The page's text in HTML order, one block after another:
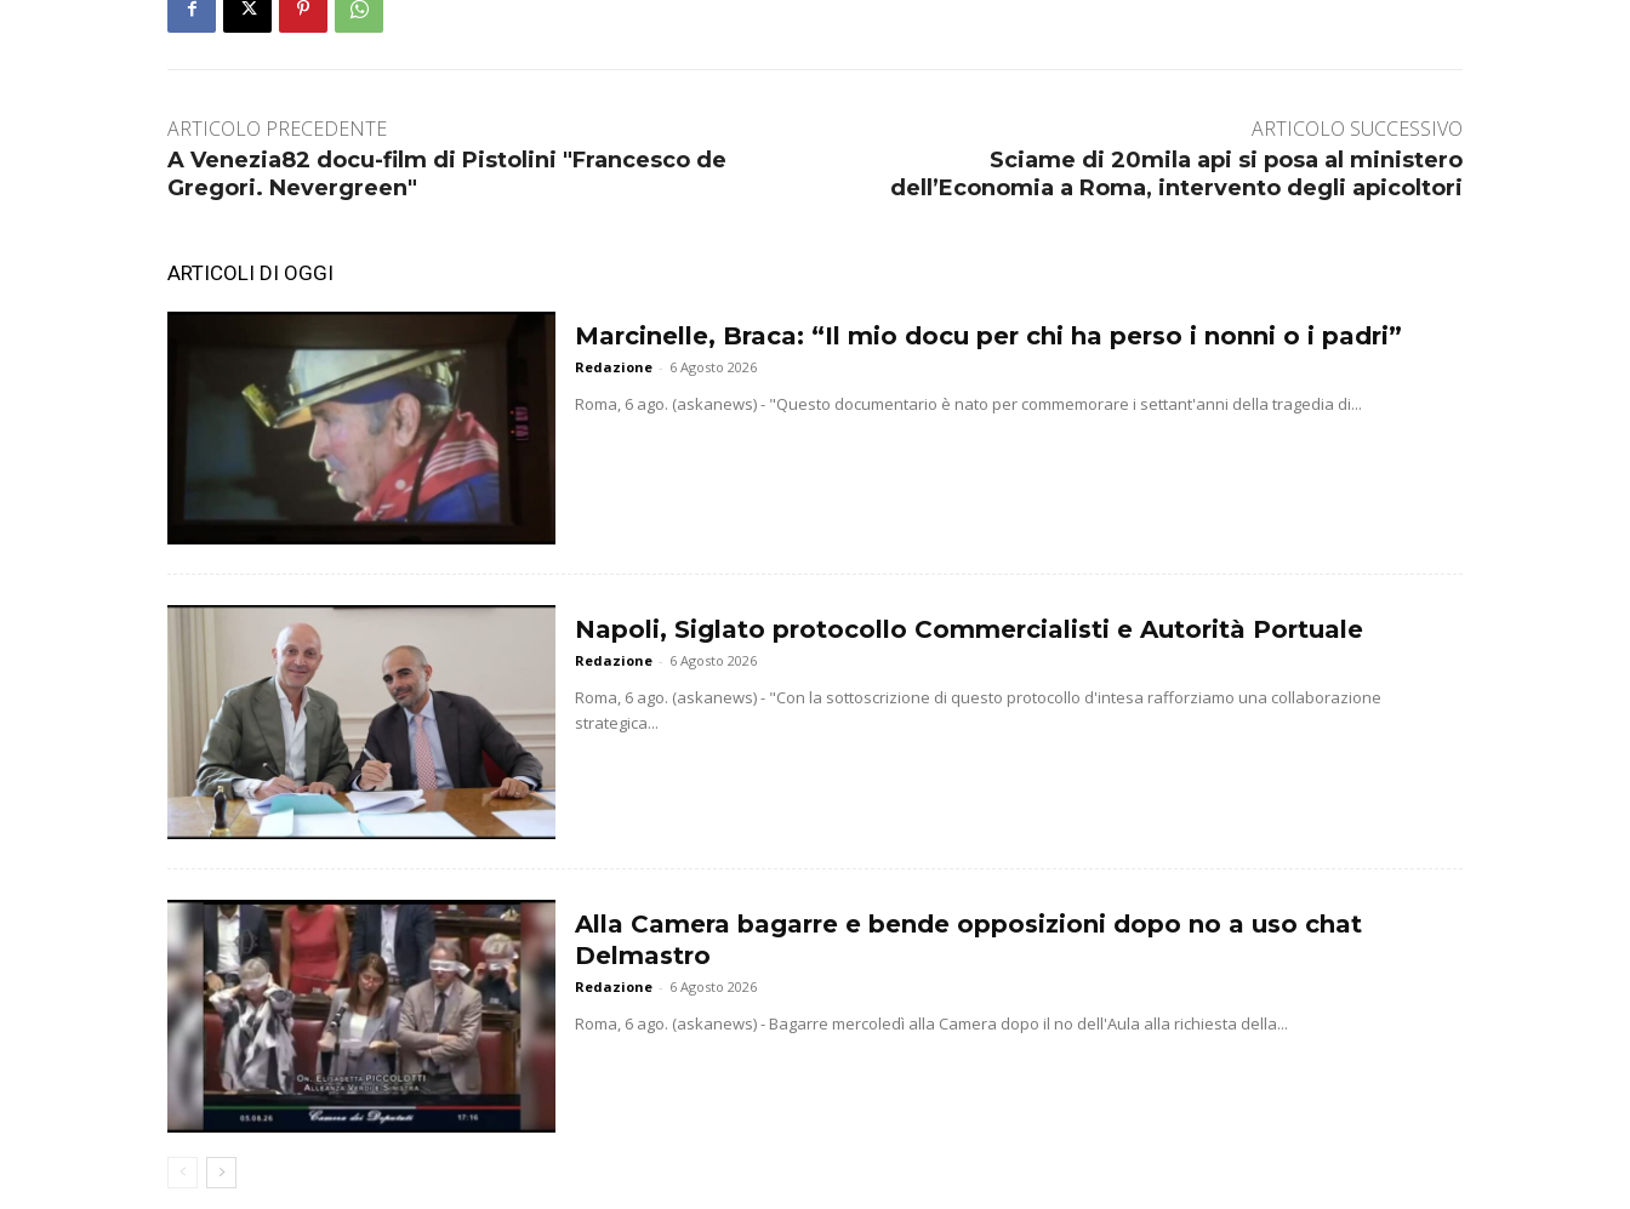
ARTICOLO PRECEDENTE
A Venezia82 docu-film di Pistolini "Francesco de
Gregori. Nevergreen"
ARTICOLO SUCCESSIVO
Sciame di 20mila api si posa al ministero
dell’Economia a Roma, intervento degli apicoltori
ARTICOLI DI OGGI
Marcinelle, Braca: “Il mio docu per chi ha perso i nonni o i padri”
Redazione - 6 Agosto 2026
Roma, 6 ago. (askanews) - "Questo documentario è nato per commemorare i settant'anni della tragedia di...
Napoli, Siglato protocollo Commercialisti e Autorità Portuale
Redazione - 6 Agosto 2026
Roma, 6 ago. (askanews) - "Con la sottoscrizione di questo protocollo d'intesa rafforziamo una collaborazione
strategica...
Alla Camera bagarre e bende opposizioni dopo no a uso chat
Delmastro
Redazione - 6 Agosto 2026
Roma, 6 ago. (askanews) - Bagarre mercoledì alla Camera dopo il no dell'Aula alla richiesta della...